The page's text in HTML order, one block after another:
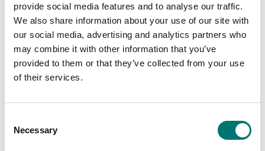
provide social media features and to analyse our traffic.
We also share information about your use of our site with
our social media, advertising and analytics partners who
may combine it with other information that you’ve
provided to them or that they’ve collected from your use
of their services.
Selection
Necessary
ISO 17025 kalibrering